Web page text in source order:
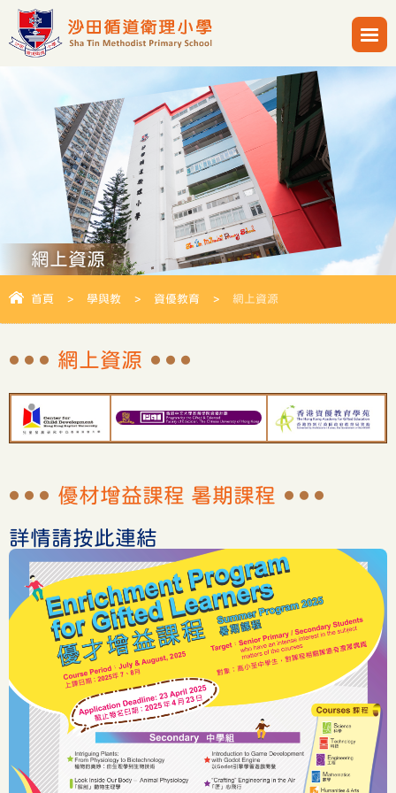
網上資源
首頁 > 學與教 > 資優教育 > 網上資源
網上資源
優材增益課程 暑期課程
詳情請按此連結